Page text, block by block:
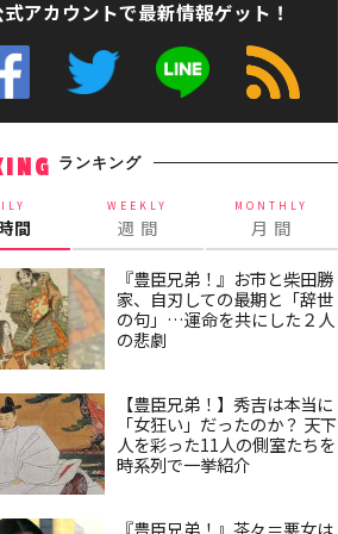
アカウントで最新情報ゲット！
ランキング
間
WEEKLY
週 間
MONTHLY
月 間
『豊臣兄弟！』お市と柴田勝
家、自刃しての最期と「辞世
の句」…運命を共にした２人
の悲劇
【豊臣兄弟！】秀吉は本当に
「女狂い」だったのか？ 天下
人を彩った11人の側室たちを
時系列で一挙紹介
『豊臣兄弟！』茶々＝悪女は